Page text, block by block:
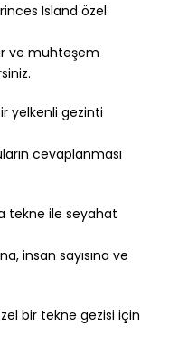
Island özel
ve muhteşem
yelkenli gezinti
cevaplanması
tekne ile seyahat
insan sayısına ve
bir tekne gezisi için